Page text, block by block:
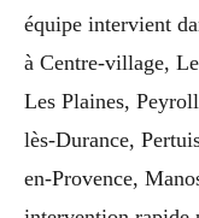
équipe intervient
à Centre-village,
Les Plaines,
lès-Durance,
en-Provence,